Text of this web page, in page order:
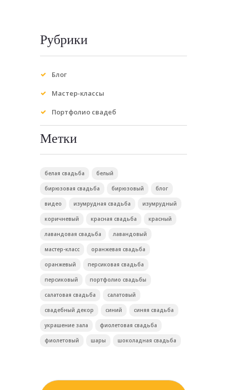
Рубрики
Блог
Мастер-классы
Портфолио свадеб
Метки
белая свадьба белый
бирюзовая свадьба бирюзовый блог
видео изумрудная свадьба изумрудный
коричневый красная свадьба красный
лавандовая свадьба лавандовый
мастер-класс оранжевая свадьба
оранжевый персиковая свадьба
персиковый портфолио свадьбы
салатовая свадьба салатовый
свадебный декор синий синяя свадьба
украшение зала фиолетовая свадьба
фиолетовый шары шоколадная свадьба